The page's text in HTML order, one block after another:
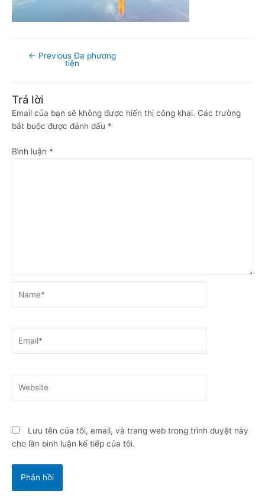
← Previous Đa phương
tiện
Trả lời
Email của bạn sẽ không được hiển thị công khai. Các trường
bắt buộc được đánh dấu *
Bình luận *
Lưu tên của tôi, email, và trang web trong trình duyệt này
cho lần bình luận kế tiếp của tôi.